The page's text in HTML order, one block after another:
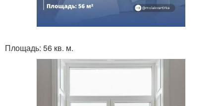
Площадь: 56 кв. м.